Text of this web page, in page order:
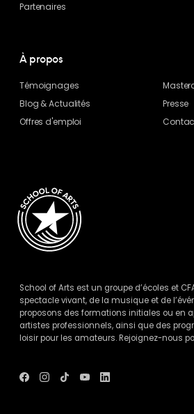
Partenaires
À propos
Témoignages
Blog & Actualités
Presse
Offres d'emploi
School of Arts est un groupe d’écoles et
spectacle vivant, de la musique et de
proposons des formations initiales ou en
artistes professionnels, ainsi que des
loisir pour les amateurs. Rejoignez-nous
Voir
Voir
Voir
Voir